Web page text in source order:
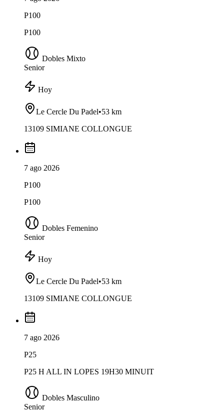
P100
P100
Dobles Mixto
Senior
Hoy
Le Cercle Du Padel•53 km
13109 SIMIANE COLLONGUE
7 ago 2026
P100
P100
Dobles Femenino
Senior
Hoy
Le Cercle Du Padel•53 km
13109 SIMIANE COLLONGUE
7 ago 2026
P25
P25 H ALL IN LOPES 19H30 MINUIT
Dobles Masculino
Senior